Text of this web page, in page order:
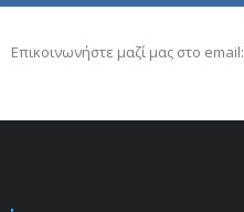
ΧΡΗΣΙΜΟΙ ΣΥΝΔΕΣΜΟΙ
ΕΠΙΚΟΙΝΩΝΙΑ
Επικοινωνήστε μαζί μας στο email: